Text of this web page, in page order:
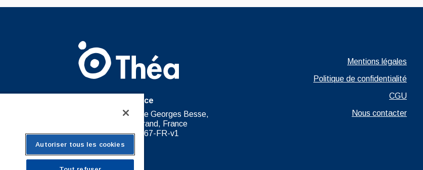
Théa France
Théa Pharma France 37 rue Georges Besse,
63100 Clermont-Ferrand, France
NON-COR-FR-2967-FR-v1
Ouvrir dans un
Mentions légales
Ouvrir dans un nouvel onglet
Politique de confidentialité
Ouvrir
CGU
Nous contacter
Autoriser tous les cookies